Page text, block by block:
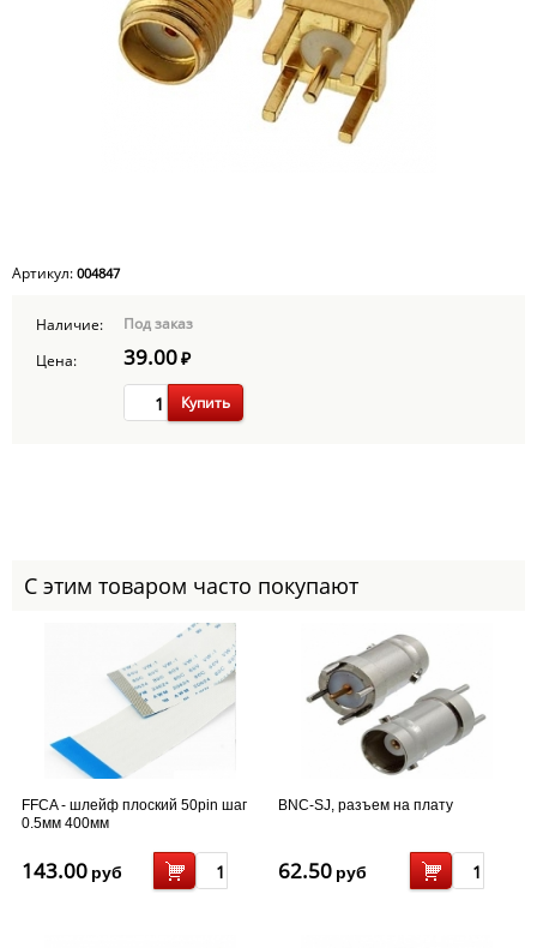
Артикул: 004847
Наличие:
Под заказ
Цена:
39.00₽
Купить
С этим товаром часто покупают
FFCA - шлейф плоский 50pin шаг
0.5мм 400мм
143.00 руб
BNC-SJ, разъем на плату
62.50 руб